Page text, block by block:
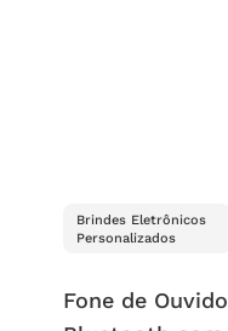
Brindes Eletrônicos
Personalizados
Fone de Ouvido